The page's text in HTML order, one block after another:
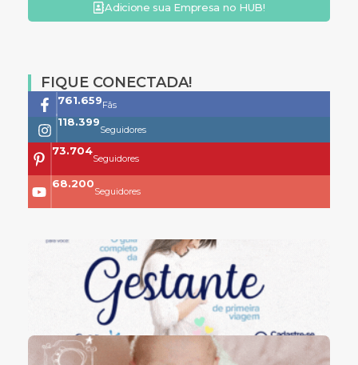
Adicione sua Empresa no HUB!
FIQUE CONECTADA!
761.659Fãs
118.399
Seguidores
73.704
Seguidores
68.200
Seguidores